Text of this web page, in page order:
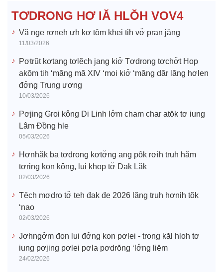
e
o
TƠDRONG HƠ IĂ HLŎH VOV4
Vă nge rơneh ưh kơ tôm khei tih vơ̆ pran jăng
11/03/2026
Pơtrŭt kơtang tơlĕch jang kiơ̆ Tơdrong tơchơ̆t Hop
akŏm tih ‘măng mă XIV ‘moi kiơ̆ ‘măng dăr lăng hơlen
đơ̆ng Trung ương
10/03/2026
Pơjing Groi kông Di Linh lơ̆m cham char atŏk tơ iung
Lâm Đồng hle
05/03/2026
Hơnhăk ba tơdrong kơtơ̆ng ang pôk rơih truh hăm
tơring kon kông, lui khop tơ̆ Dak Lăk
02/03/2026
Tĕch mơdro tơ̆ teh đak đe 2026 lăng truh hơnih tŏk
‘nao
02/03/2026
Jơhngơ̆m đon lui đơ̆ng kon pơlei - trong kăl hloh tơ
iung pơjing pơlei pơla pơdrŏng ‘lơ̆ng liĕm
24/02/2026